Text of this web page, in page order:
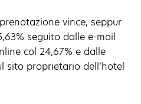
vince, seppur
seguito dalle e-mail
col 24,67% e dalle
sito proprietario dell’hotel